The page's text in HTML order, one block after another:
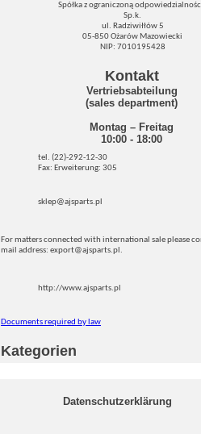
Spółka z ograniczoną
Sp.k.
ul. Radziwiłłów 5
05-850 Ożarów Mazowiecki
NIP: 7010195428
Kontakt
Vertriebsabteilung
(sales department)
Montag – Freitag
10:00 - 18:00
tel. (22)-292-12-30
Fax: Erweiterung: 305
sklep@ajsparts.pl
For matters connected with international sale please
mail address: export@ajsparts.pl.
http://www.ajsparts.pl
Documents required by law
Kategorien
Datenschutzerklärung